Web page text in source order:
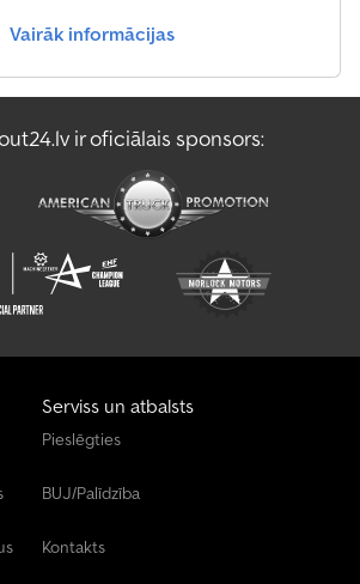
Vairāk informācijas
ir oficiālais sponsors:
Serviss un atbalsts
Pieslēgties
BUJ/Palīdzība
Kontakts